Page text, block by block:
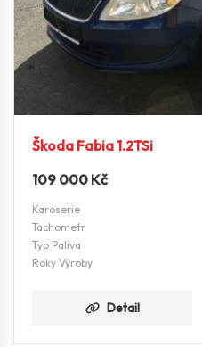
Škoda Fabia 1.2TSi
109 000 Kč
Karoserie
Tachometr
Typ Paliva
Roky Výroby
Detail